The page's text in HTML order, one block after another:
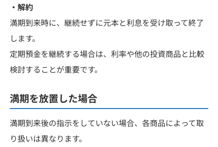
・解約
満期到来時に、継続せずに元本と利息を受け取って終了
します。
定期預金を継続する場合は、利率や他の投資商品と比較
検討することが重要です。
満期を放置した場合
満期到来後の指示をしていない場合、各商品によって取
り扱いは異なります。